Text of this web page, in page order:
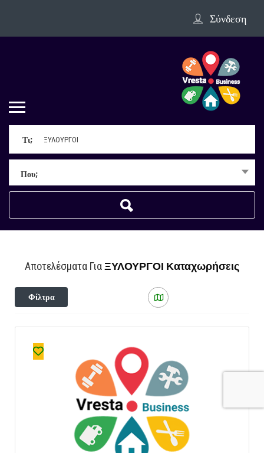
Σύνδεση
Τι;
Που;
Αποτελέσματα ΓιαΞΥΛΟΥΡΓΟΙ Καταχωρήσεις
Φίλτρα